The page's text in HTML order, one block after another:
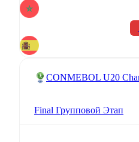
CONMEBOL U20
Final Групповой Этап